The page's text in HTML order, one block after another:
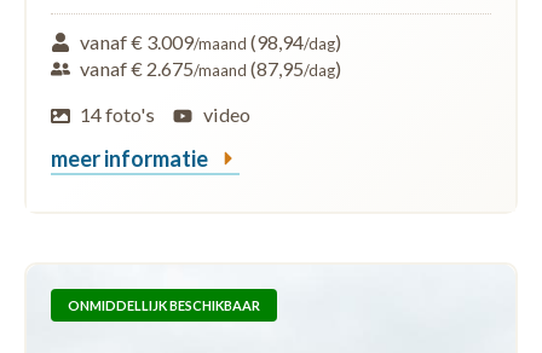
vanaf € 3.009/maand (98,94/dag)
vanaf € 2.675/maand (87,95/dag)
14 foto's
video
meer informatie
ONMIDDELLIJK BESCHIKBAAR